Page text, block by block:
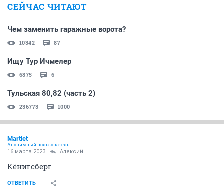
СЕЙЧАС ЧИТАЮТ
Чем заменить гаражные ворота?
10342 87
Ищу Тур Ичмелер
6875 6
Тульская 80,82 (часть 2)
236773 1000
Мartlet
Анонимный пользователь
16 марта 2023 Алексий
Кёнигсберг
ОТВЕТИТЬ